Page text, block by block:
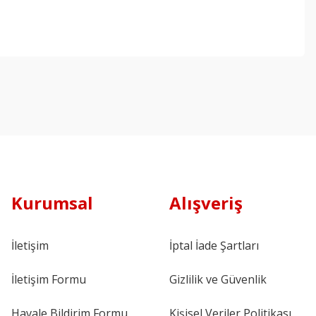
Kurumsal
İletişim
İletişim Formu
Alışveriş
İptal İade Şartları
Gizlilik ve Güvenlik